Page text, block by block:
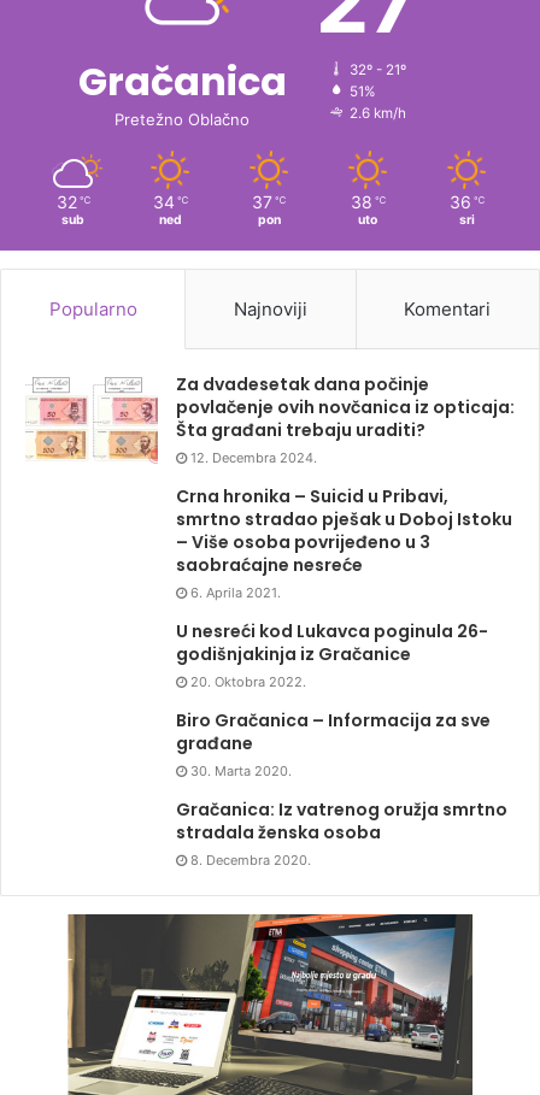
Gračanica
Pretežno Oblačno
32º - 21º
51%
2.6 km/h
32 ℃
sub
34 ℃
ned
37 ℃
pon
38 ℃
uto
36 ℃
sri
Popularno Najnoviji Komentari
Za dvadesetak dana počinje
povlačenje ovih novčanica iz opticaja:
Šta građani trebaju uraditi?
12. Decembra 2024.
Crna hronika – Suicid u Pribavi,
smrtno stradao pješak u Doboj Istoku
– Više osoba povrijeđeno u 3
saobraćajne nesreće
6. Aprila 2021.
U nesreći kod Lukavca poginula 26-
godišnjakinja iz Gračanice
20. Oktobra 2022.
Biro Gračanica – Informacija za sve
građane
30. Marta 2020.
Gračanica: Iz vatrenog oružja smrtno
stradala ženska osoba
8. Decembra 2020.